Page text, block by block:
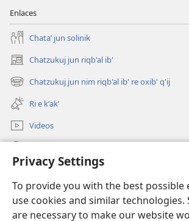
Privacy Settings
To provide you with the best possible
use cookies and similar technologies.
are necessary to make our website
Enlaces
Chataʼ jun solinik
Chatzukuj jun riqb'al ib'
(opens
new
window)
Chatzukuj jun nim riqb'al ib' re oxib' q'ij
(opens
new
window)
Ri e kʼakʼ
Videos
(opens
window)UK'OLB'AL WUJ PA INTERNET Watchtower™
(opens